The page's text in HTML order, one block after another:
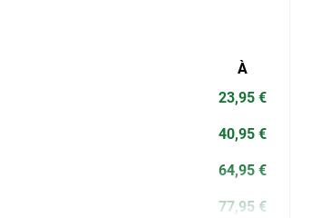
À
23,95 €
40,95 €
64,95 €
77,95 €